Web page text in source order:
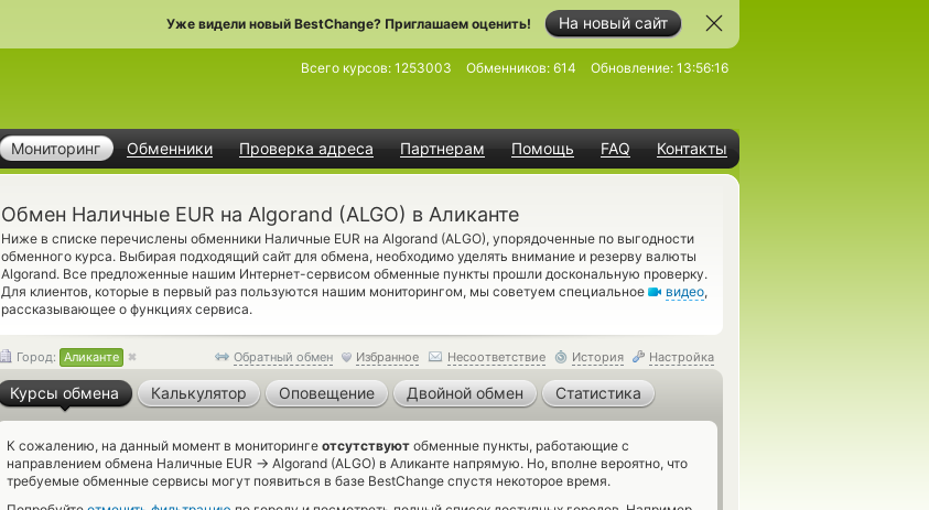
На новый сайт
Уже видели новый BestChange? Приглашаем оценить!
Мониторинг Обменники Проверка адреса Партнерам Помощь FAQ Контакты
Всего курсов: 1253003 Обменников: 614 Обновление: 13:56:16
Обмен Наличные EUR на Algorand (ALGO) в Аликанте
Ниже в списке перечислены обменники Наличные EUR на Algorand (ALGO), упорядоченные по выгодности
обменного курса. Выбирая подходящий сайт для обмена, необходимо уделять внимание и резерву валюты
Algorand. Все предложенные нашим Интернет-сервисом обменные пункты прошли доскональную проверку.
Для клиентов, которые в первый раз пользуются нашим мониторингом, мы советуем специальное
видео,
рассказывающее о функциях сервиса.
Обратный обмен Избранное Несоответствие История Настройка
Город: Аликанте
Курсы обмена Калькулятор Оповещение Двойной обмен Статистика
К сожалению, на данный момент в мониторинге отсутствуют обменные пункты, работающие с
направлением обмена Наличные EUR → Algorand (ALGO) в Аликанте напрямую. Но, вполне вероятно, что
требуемые обменные сервисы могут появиться в базе BestChange спустя некоторое время.